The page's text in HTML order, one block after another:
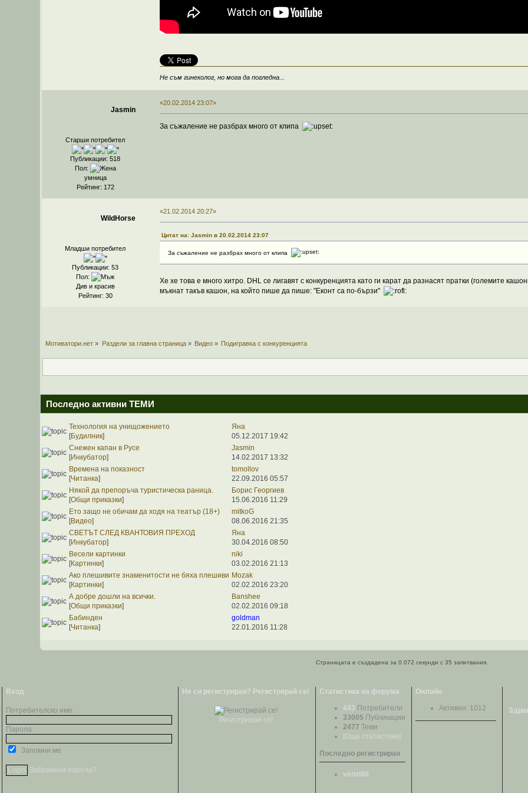
Не съм гинеколог, но мога да погледна...
Jasmin
Старши потребител
Публикации: 518
Пол:
умница
Рейтинг: 172
«20.02.2014 23:07»
За съжаление не разбрах много от клипа
WildHorse
Младши потребител
Публикации: 53
Пол:
Див и красив
Рейтинг: 30
«21.02.2014 20:27»
Цитат на: Jasmin в 20.02.2014 23:07
За съжаление не разбрах много от клипа
Хе хе това е много хитро. DHL се лигавят с конкуренцията като ги карат да разнасят пратки (големите
мъкнат такъв кашон, на който пише да пише: "Еконт са по-бързи"
Мотиватори.нет » Раздели за главна страница» Видео » Подигравка с конкуренцията
Последно активни ТЕМИ
Технология на унищожението
[Будилник]
Яна
05.12.2017 19:42
Снежен капан в Русе
[Инкубатор]
Jasmin
14.02.2017 13:32
Времена на показност
[Читанка]
tomollov
22.09.2016 05:57
Някой да препоръча туристическа раница.
[Общи приказки]
Борис Георгиев
15.06.2016 11:29
Ето защо не обичам да ходя на театър (18+)
[Видео]
mitkoG
08.06.2016 21:35
СВЕТЪТ СЛЕД КВАНТОВИЯ ПРЕХОД
[Инкубатор]
Яна
30.04.2016 08:50
Весели картинки
[Картинки]
niki
03.02.2016 21:13
Ако плешивите знаменитости не бяха плешиви
[Картинки]
Mozak
02.02.2016 23:20
А добре дошли на всички.
[Общи приказки]
Banshee
02.02.2016 09:18
Бабинден
[Читанка]
goldman
22.01.2016 11:28
Страницата е създадена за 0.072 секунди с 35 запитвания.
Вход
Потребителско име:
Парола:
Запомни ме
Забравена парола?
Не си регистриран? Регистрирай се!
Регистрирай се!
Статистика на форума
443 Потребители
33005 Публикации
2477 Теми
[Още статистики]
Последно регистриран
venzi80
Онлайн
Активен: 1012